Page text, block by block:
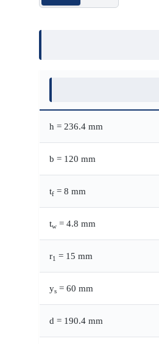
h = 236.4 mm
b = 120 mm
tf = 8 mm
tw = 4.8 mm
r1 = 15 mm
ys = 60 mm
d = 190.4 mm